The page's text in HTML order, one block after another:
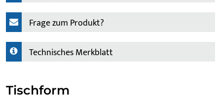
Frage zum Produkt?
Technisches Merkblatt
Tischform